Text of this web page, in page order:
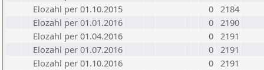
Elozahl per 01.10.2015
0 2184
Elozahl per 01.01.2016
0 2190
Elozahl per 01.04.2016
0 2191
Elozahl per 01.07.2016
0 2191
Elozahl per 01.10.2016
0 2191